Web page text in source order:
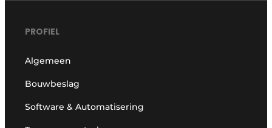
PROFIEL
Algemeen
Bouwbeslag
Software & Automatisering